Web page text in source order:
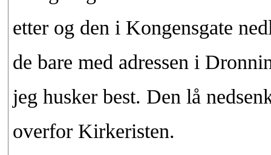
etter og den i Kongensgate
de bare med adressen i
jeg husker best. Den lå
overfor Kirkeristen.